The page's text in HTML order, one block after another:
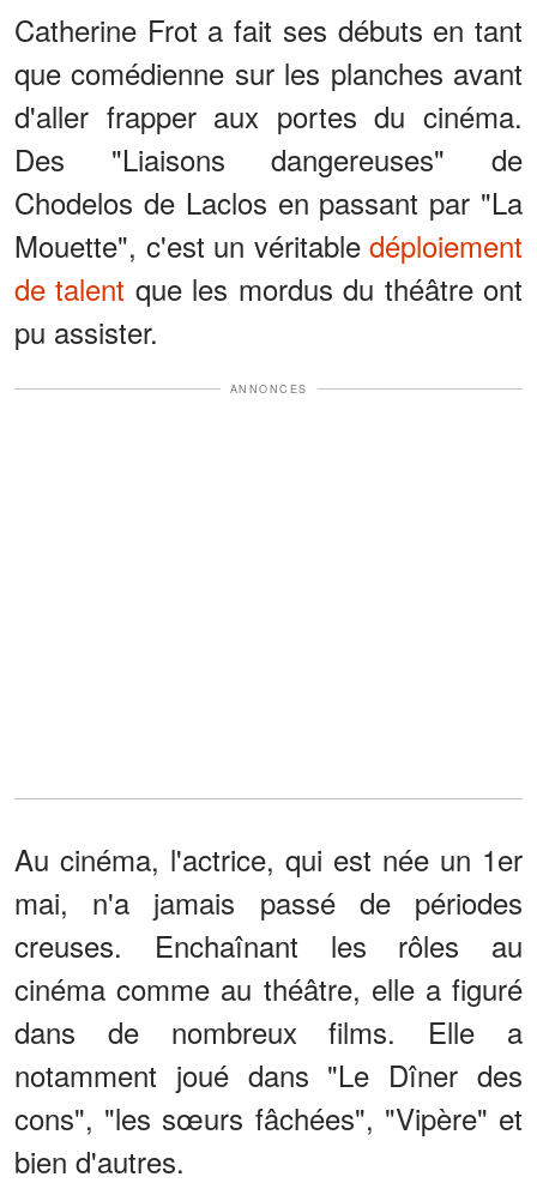
Catherine Frot a fait ses débuts en tant
que comédienne sur les planches avant
d'aller frapper aux portes du cinéma.
Des "Liaisons dangereuses" de
Chodelos de Laclos en passant par "La
Mouette", c'est un véritable déploiement
de talent que les mordus du théâtre ont
pu assister.
ANNONCES
Au cinéma, l'actrice, qui est née un 1er
mai, n'a jamais passé de périodes
creuses. Enchaînant les rôles au
cinéma comme au théâtre, elle a figuré
dans de nombreux films. Elle a
notamment joué dans "Le Dîner des
cons", "les sœurs fâchées", "Vipère" et
bien d'autres.